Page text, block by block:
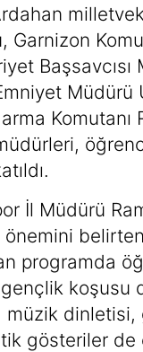
Garnizon
Başsavcısı
Müdürü
Komutanı
İl Müdürü
önemini
programda
koşusu
müzik dinletisi,
gösteriler de